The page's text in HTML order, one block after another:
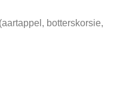
botterskorsie,